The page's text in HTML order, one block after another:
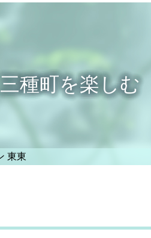
三種町を楽しむ
東東